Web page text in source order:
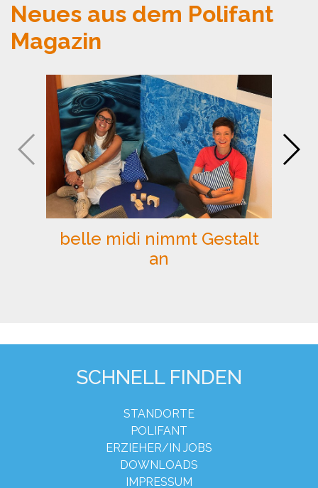
Neues aus dem Polifant
Magazin
belle midi nimmt Gestalt
SCHNELL FINDEN
STANDORTE
POLIFANT
ERZIEHER/IN JOBS
DOWNLOADS
IMPRESSUM